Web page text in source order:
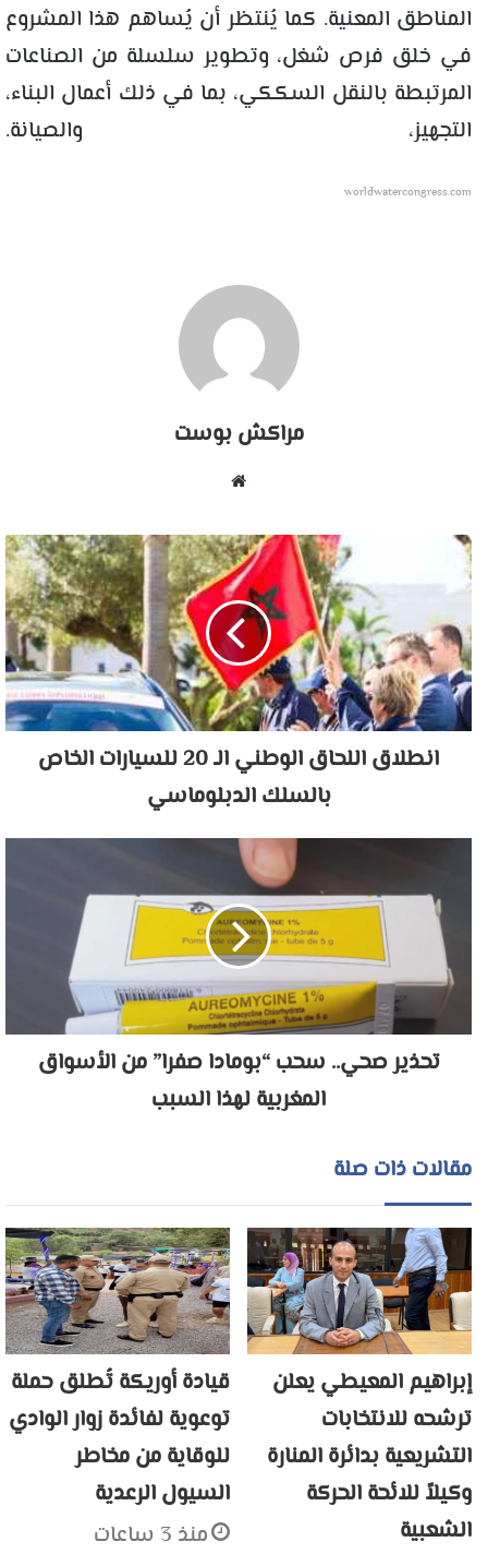
المناطق المعنية. كما يُنتظر أن يُساهم هذا المشروع
في خلق فرص شغل، وتطوير سلسلة من الصناعات
المرتبطة بالنقل السككي، بما في ذلك أعمال البناء،
التجهيز، والصيانة.
worldwatercongress.com
مراكش بوست
انطلاق اللحاق الوطني الـ 20 للسيارات الخاص
بالسلك الدبلوماسي
تحذير صحي.. سحب “بومادا صفرا” من الأسواق
المغربية لهذا السبب
مقالات ذات صلة
إبراهيم المعيطي يعلن
ترشحه للانتخابات
التشريعية بدائرة المنارة
وكيلاً للائحة الحركة
الشعبية
قيادة أوريكة تُطلق حملة
توعوية لفائدة زوار الوادي
للوقاية من مخاطر
السيول الرعدية
منذ 3 ساعات